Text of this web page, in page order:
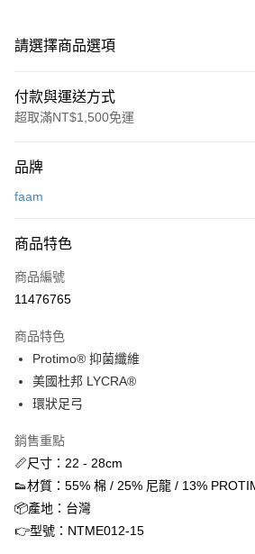
請選擇商品選項
付款與運送方式
超取滿NT$1,500免運
信用卡一次付款
3 期 0 利率 每期
合作金庫商業銀行
上海商業儲蓄銀行
臺灣中小企業銀行
匯豐（台灣）商業銀行
聯邦商業銀行
元大商業銀行
台新國際商業銀行
台灣樂天信用卡公司
超商取貨付款
LINE Pay
街口支付
ATM付款
全家取貨付款
每筆NT$60，滿NT$1,500(含以上)免運費
付款後全家取貨
每筆NT$60，滿NT$1,500(含以上)免運費
品牌
faam
商品特色
商品編號
11476765
商品特色
Protimo® 抑菌纖維
美國杜邦 LYCRA®
環狀足弓
銷售重點
📏尺寸：22 - 28cm
👟材質：55% 棉 / 25% 尼龍 / 13%
📦產地：台灣
👉型號：NTME012-15